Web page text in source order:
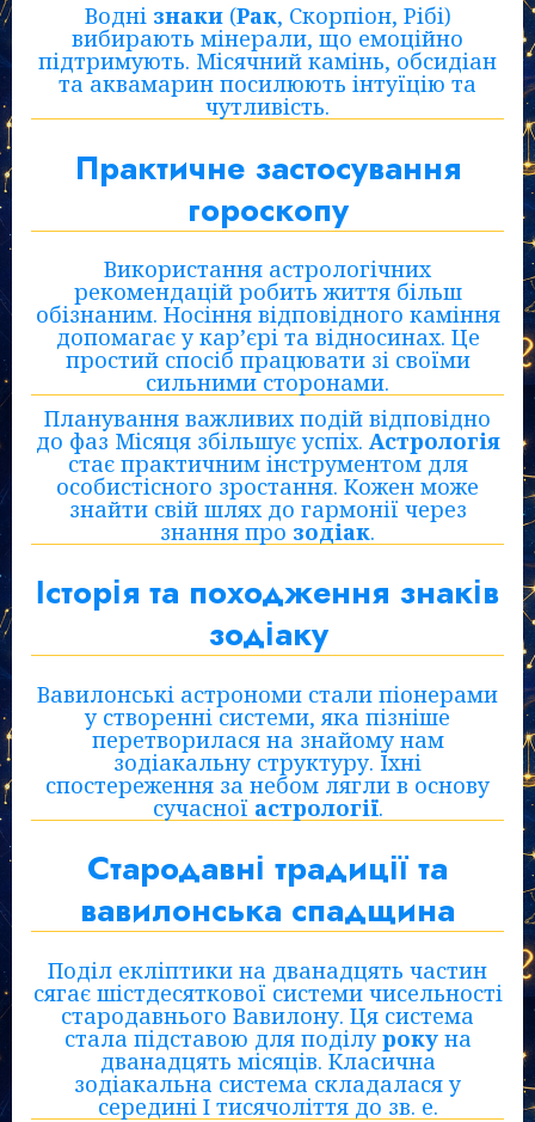
Водні знаки(Рак, Скорпіон, Рібі)
вибирають мінерали, що емоційно
підтримують. Місячний камінь, обсидіан
та аквамарин посилюють інтуїцію та
чутливість.
Практичне застосування
гороскопу
Використання астрологічних
рекомендацій робить життя більш
обізнаним. Носіння відповідного каміння
допомагає у кар’єрі та відносинах. Це
простий спосіб працювати зі своїми
сильними сторонами.
Планування важливих подій відповідно
до фаз Місяця збільшує успіх. Астрологія
стає практичним інструментом для
особистісного зростання. Кожен може
знайти свій шлях до гармонії через
знання про зодіак.
Історія та походження знаків
зодіаку
Вавилонські астрономи стали піонерами
у створенні системи, яка пізніше
перетворилася на знайому нам
зодіакальну структуру. Їхні
спостереження за небом лягли в основу
сучасної астрології.
Стародавні традиції та
вавилонська спадщина
Поділ екліптики на дванадцять частин
сягає шістдесяткової системи чисельності
стародавнього Вавилону. Ця система
стала підставою для поділу рокуна
дванадцять місяців. Класична
зодіакальна система складалася у
середині I тисячоліття до зв. е.